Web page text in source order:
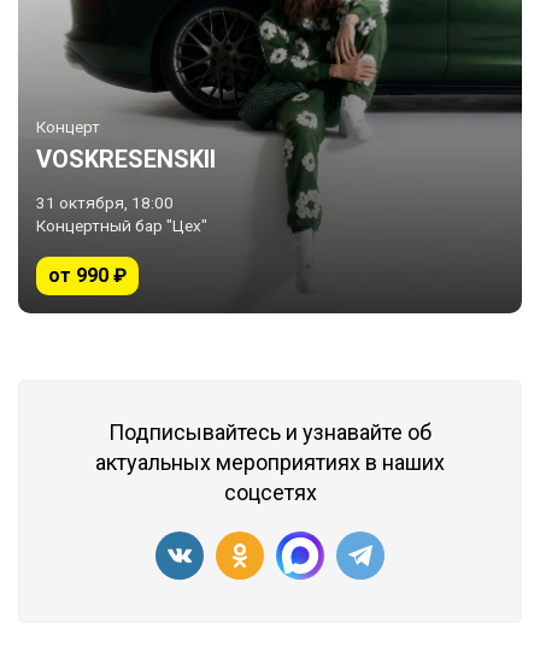
Концерт
VOSKRESENSKII
31 октября, 18:00
Концертный бар "Цех"
от 990 ₽
Подписывайтесь и узнавайте об
актуальных мероприятиях в наших
соцсетях